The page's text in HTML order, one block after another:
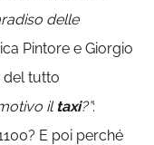
delle
Pintore e Giorgio
del tutto
iltaxi?”:
E poi perché